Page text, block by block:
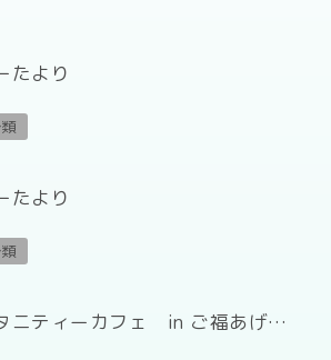
たより
たより
ニティーカフェ in ご福あげ…